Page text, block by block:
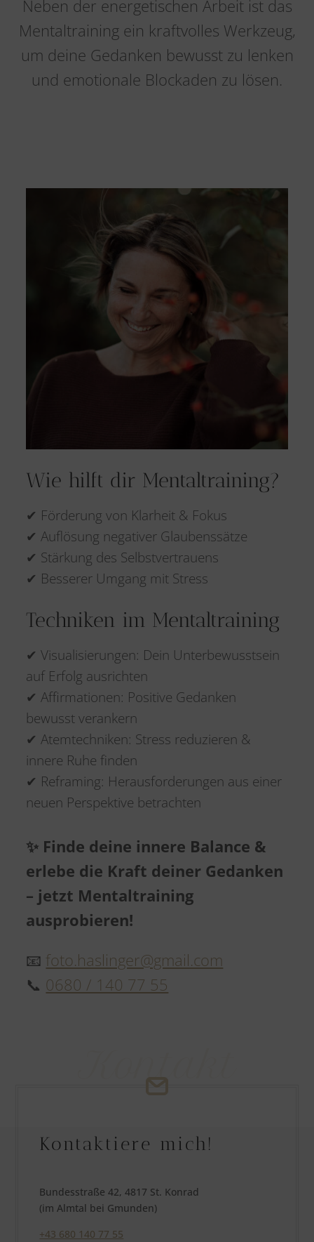
Neben der energetischen Arbeit ist das
Mentaltraining ein kraftvolles Werkzeug,
um deine Gedanken bewusst zu lenken
und emotionale Blockaden zu lösen.
Wie hilft dir Mentaltraining?
✔ Förderung von Klarheit & Fokus
✔ Auflösung negativer Glaubenssätze
✔ Stärkung des Selbstvertrauens
✔ Besserer Umgang mit Stress
Techniken im Mentaltraining
✔ Visualisierungen: Dein Unterbewusstsein
auf Erfolg ausrichten
✔ Affirmationen: Positive Gedanken
bewusst verankern
✔ Atemtechniken: Stress reduzieren &
innere Ruhe finden
✔ Reframing: Herausforderungen aus einer
neuen Perspektive betrachten
✨ Finde deine innere Balance &
erlebe die Kraft deiner Gedanken
– jetzt Mentaltraining
ausprobieren!
📧 foto.haslinger@gmail.com
📞 0680 / 140 77 55
Kontakt
Kontaktiere mich!
Bundesstraße 42, 4817 St. Konrad
(im Almtal bei Gmunden)
+43 680 140 77 55